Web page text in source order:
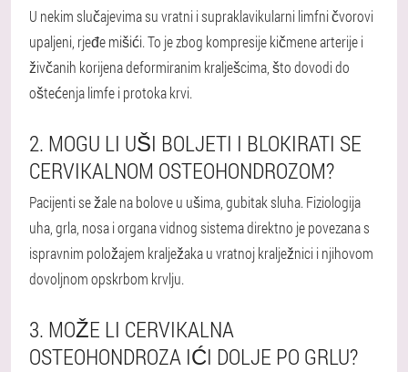
U nekim slučajevima su vratni i supraklavikularni limfni čvorovi
upaljeni, rjeđe mišići. To je zbog kompresije kičmene arterije i
živčanih korijena deformiranim kralješcima, što dovodi do
oštećenja limfe i protoka krvi.
2. MOGU LI UŠI BOLJETI I BLOKIRATI SE
CERVIKALNOM OSTEOHONDROZOM?
Pacijenti se žale na bolove u ušima, gubitak sluha. Fiziologija
uha, grla, nosa i organa vidnog sistema direktno je povezana s
ispravnim položajem kralježaka u vratnoj kralježnici i njihovom
dovoljnom opskrbom krvlju.
3. MOŽE LI CERVIKALNA
OSTEOHONDROZA IĆI DOLJE PO GRLU?